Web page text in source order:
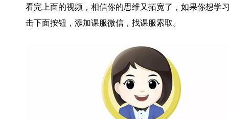
看完上面的视频，相信你的思维又拓宽了，如果你想学
击下面按钮，添加课服微信，找课服索取。